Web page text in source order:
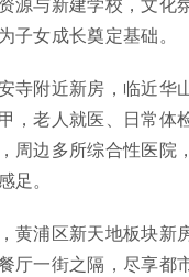
子女成长奠定基础。
寺附近新房，临近华
，老人就医、日常体
周边多所综合性医院
足。
黄浦区新天地板块新
厅一街之隔，尽享都